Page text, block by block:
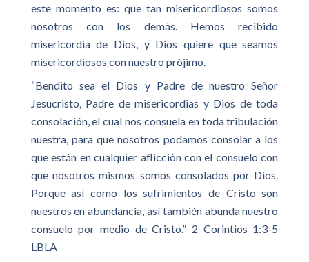
este momento es: que tan misericordiosos somos
nosotros con los demás. Hemos recibido
misericordia de Dios, y Dios quiere que seamos
misericordiosos con nuestro prójimo.
“Bendito sea el Dios y Padre de nuestro Señor
Jesucristo, Padre de misericordias y Dios de toda
consolación, el cual nos consuela en toda tribulación
nuestra, para que nosotros podamos consolar a los
que están en cualquier aflicción con el consuelo con
que nosotros mismos somos consolados por Dios.
Porque así como los sufrimientos de Cristo son
nuestros en abundancia, así también abunda nuestro
consuelo por medio de Cristo.” 2 Corintios 1:3-5
LBLA